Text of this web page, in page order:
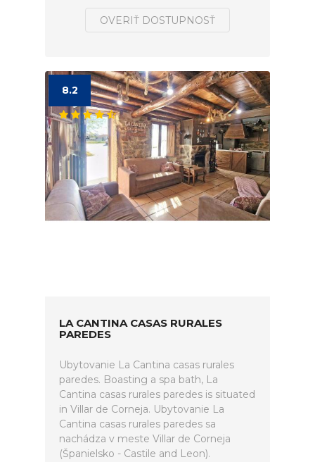
OVERIŤ DOSTUPNOSŤ
8.2
LA CANTINA CASAS RURALES
PAREDES
Ubytovanie La Cantina casas rurales
paredes. Boasting a spa bath, La
Cantina casas rurales paredes is situated
in Villar de Corneja. Ubytovanie La
Cantina casas rurales paredes sa
nachádza v meste Villar de Corneja
(Španielsko - Castile and Leon).